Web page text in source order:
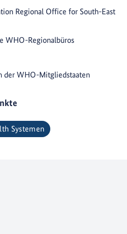
Regional Office for South-East
WHO-Regionalbüros
der WHO-Mitgliedstaaten
Systemen